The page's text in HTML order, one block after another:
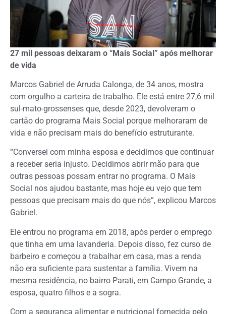
27 mil pessoas deixaram o “Mais Social” após melhorar
de vida
Marcos Gabriel de Arruda Calonga, de 34 anos, mostra
com orgulho a carteira de trabalho. Ele está entre 27,6 mil
sul-mato-grossenses que, desde 2023, devolveram o
cartão do programa Mais Social porque melhoraram de
vida e não precisam mais do benefício estruturante.
“Conversei com minha esposa e decidimos que continuar
a receber seria injusto. Decidimos abrir mão para que
outras pessoas possam entrar no programa. O Mais
Social nos ajudou bastante, mas hoje eu vejo que tem
pessoas que precisam mais do que nós”, explicou Marcos
Gabriel.
Ele entrou no programa em 2018, após perder o emprego
que tinha em uma lavanderia. Depois disso, fez curso de
barbeiro e começou a trabalhar em casa, mas a renda
não era suficiente para sustentar a família. Vivem na
mesma residência, no bairro Parati, em Campo Grande, a
esposa, quatro filhos e a sogra.
Com a segurança alimentar e nutricional fornecida pelo